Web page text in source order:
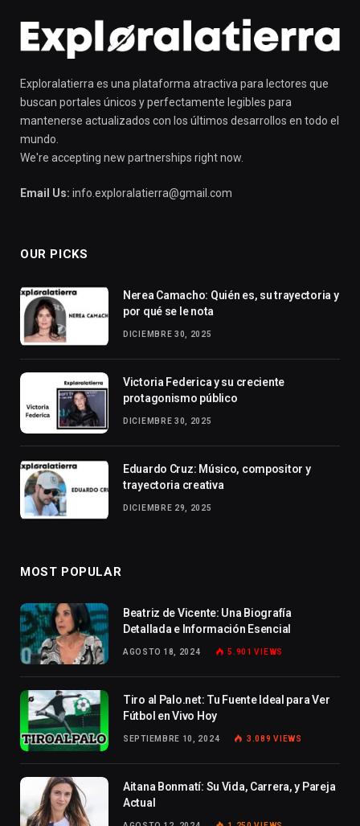
Exploralatierra es una plataforma atractiva para lectores que
buscan portales únicos y perfectamente legibles para
mantenerse actualizados con los últimos desarrollos en todo el
mundo.
We're accepting new partnerships right now.
Email Us: info.exploralatierra@gmail.com
OUR PICKS
Nerea Camacho: Quién es, su trayectoria y
por qué se le nota
DICIEMBRE 30, 2025
Victoria Federica y su creciente
protagonismo público
DICIEMBRE 30, 2025
Eduardo Cruz: Músico, compositor y
trayectoria creativa
DICIEMBRE 29, 2025
MOST POPULAR
Beatriz de Vicente: Una Biografía
Detallada e Información Esencial
AGOSTO 18, 2024 5.901VIEWS
Tiro al Palo.net: Tu Fuente Ideal para Ver
Fútbol en Vivo Hoy
SEPTIEMBRE 10, 2024 3.089VIEWS
Aitana Bonmatí: Su Vida, Carrera, y Pareja
Actual